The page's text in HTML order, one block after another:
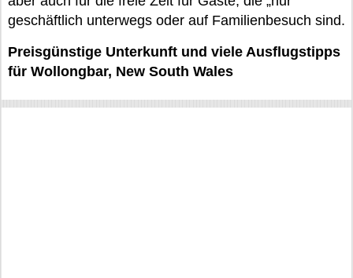
geschäftlich unterwegs oder auf Familienbesuch sind.
Preisgünstige Unterkunft und viele Ausflugstipps
für Wollongbar, New South Wales